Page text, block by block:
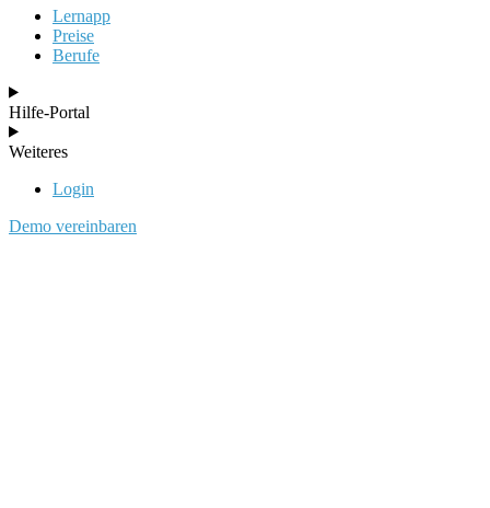
Lernapp
Preise
Berufe
Hilfe-Portal
Weiteres
Login
Demo vereinbaren